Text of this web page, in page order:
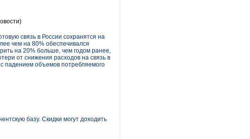
связь в России сохранятся на
чем на 80% обеспечивался
на 20% больше, чем годом ранее,
от снижения расходов на связь в
падением объемов потребляемого
базу. Скидки могут доходить